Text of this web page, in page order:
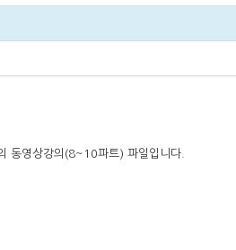
동영상강의(8~10파트) 파일입니다.